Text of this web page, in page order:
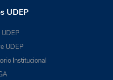
UDEP
UDEP
Institucional